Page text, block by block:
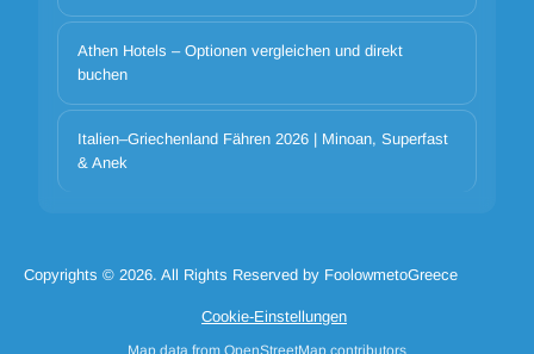
Athen Hotels – Optionen vergleichen und direkt
buchen
Italien–Griechenland Fähren 2026 | Minoan, Superfast
& Anek
Copyrights © 2026. All Rights Reserved by FoolowmetoGreece
Cookie-Einstellungen
Map data from OpenStreetMap contributors
Cookie-Banner-Titel
We use cookies to improve your experience. Choose which
categories to allow. Essential cookies are always on for security and
core functionality.
Cookie ablehnen alle Cookie_accept_selected
Cookie alle akzeptieren